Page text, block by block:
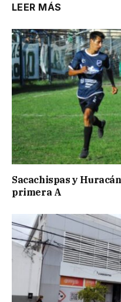
LEER MÁS
Sacachispas y
primera A